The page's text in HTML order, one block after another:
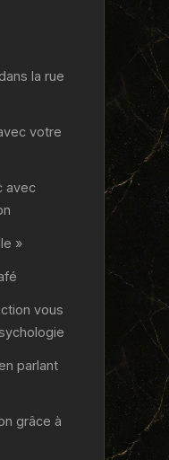
la rue
votre
avec
»
vous
parlant
grâce à